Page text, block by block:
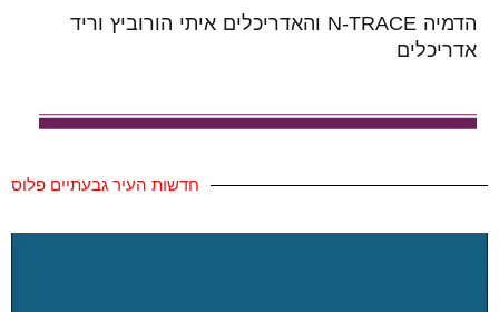
הדמיה N-TRACE והאדריכלים איתי הורוביץ וריד
אדריכלים
חדשות העיר גבעתיים פלוס